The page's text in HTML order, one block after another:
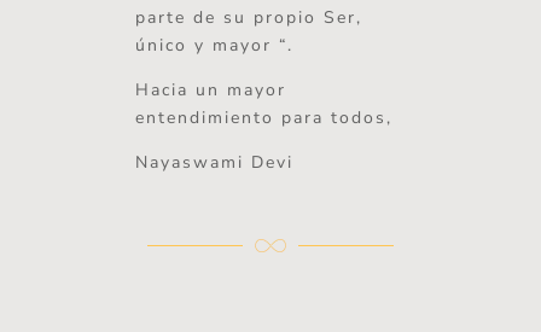
parte de su propio Ser,
único y mayor “.
Hacia un mayor
entendimiento para todos,
Nayaswami Devi